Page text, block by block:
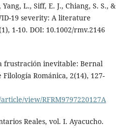
L., Siff, E. J., Chiang, S. S., &
19 severity: A literature
1-10. DOI: 10.1002/rmv.2146
frustración inevitable: Bernal
Románica, 2(14), 127-
view/RFRM9797220127A
Reales, vol. I. Ayacucho.